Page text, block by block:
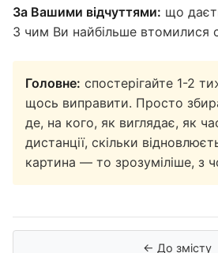
За Вашими відчуттями: що
З чим Ви найбільше втомилися
Головне: спостерігайте 1-2
щось виправити. Просто
де, на кого, як виглядає, як
дистанції, скільки
картина — то зрозуміліше, з
← До змісту